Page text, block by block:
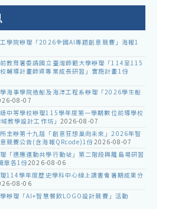
學院辦理「2026全國AI專題創意競賽」海報1
教育署委請國立臺灣師範大學辦理「114至115
輔導計畫師資專業成長研習」實施計畫1份
海事學院造船及海洋工程系辦理「2026學生船
08-07
中等學校辦理115學年度第一學期數位前導學校
教學設計工作坊」 2026-08-07
主辦第十九屆「創意狂想巢向未來」2026年智
競賽公告(含海報QRcode)1份2026-08-07
「適應運動共學行動站」第二階段與離島場研習
章各1份2026-08-06
114學年度歷史學科中心線上讀書會暑期成果分
08-06
辦理「AI+智慧餐飲LOGO設計競賽」活動